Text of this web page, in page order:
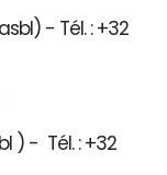
- Tél. : +32
) - Tél. : +32